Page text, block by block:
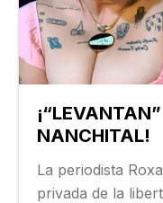
NANCHITAL!
La periodista
privada de la